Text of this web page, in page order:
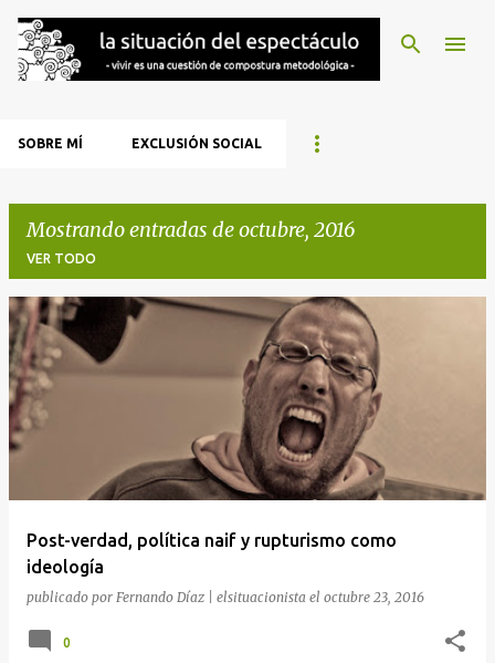
Ir al contenido principal
SOBRE MÍ EXCLUSIÓN SOCIAL
Mostrando entradas de octubre, 2016
VER TODO
E
n
t
r
a
Post-verdad, política naif y rupturismo como
ideología
publicado por Fernando Díaz | elsituacionista el octubre 23, 2016
0